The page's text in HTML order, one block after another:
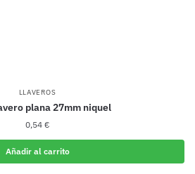
LLAVEROS
plana 27mm niquel
0,54 €
Añadir al carrito